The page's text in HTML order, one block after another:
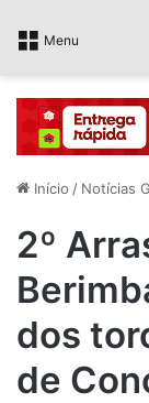
Menu
Início / Notícias
2º
dos
de